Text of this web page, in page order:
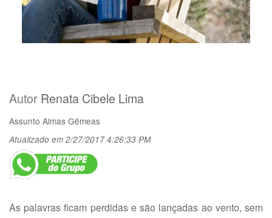
Autor Renata Cibele Lima
Assunto Almas Gêmeas
Atualizado em 2/27/2017 4:26:33 PM
As palavras ficam perdidas e são lançadas ao vento, sem